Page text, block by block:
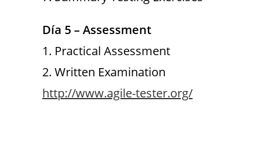
Día 5 – Assessment
1. Practical Assessment
2. Written Examination
http://www.agile-tester.org/